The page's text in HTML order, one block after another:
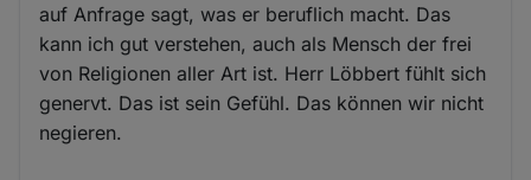
auf Anfrage sagt, was er beruflich macht. Das
kann ich gut verstehen, auch als Mensch der frei
von Religionen aller Art ist. Herr Löbbert fühlt sich
genervt. Das ist sein Gefühl. Das können wir nicht
negieren.